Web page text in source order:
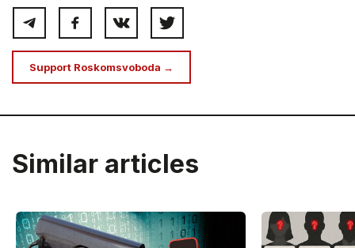
Support Roskomsvoboda →
Similar articles